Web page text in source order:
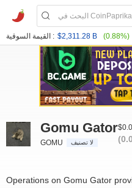
القيمة السوقية : $2,311.28 B (0.88%)
Gomu Gator
GOMU لا تصنيف
Operations on Gomu Gator